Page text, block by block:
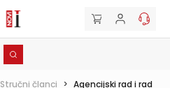
Stručni članci > Agencijski rad i rad